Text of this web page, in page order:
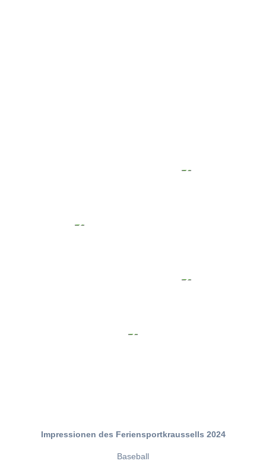
Impressionen des Feriensportkraussells 2024
Baseball